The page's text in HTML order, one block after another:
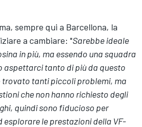
sempre qui a Barcellona, la
a cambiare: "Sarebbe ideale
in più, ma essendo una squadra
aspettarci tanto di più da questo
tanti piccoli problemi, ma
che non hanno richiesto degli
quindi sono fiducioso per
esplorare le prestazioni della VF-